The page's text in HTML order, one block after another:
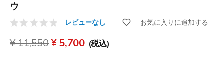
ウ
顧客評価5/5件 レビューなし お気に入りに追加する
からの値引き
¥ 11,550から
¥ 5,700 (税込)